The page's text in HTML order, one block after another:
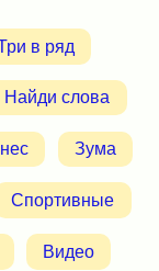
в ряд
Найди слова
Зума
Спортивные
Видео